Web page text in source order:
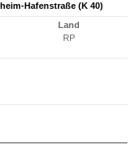
Hafenstraße (K 40)
Land
RP